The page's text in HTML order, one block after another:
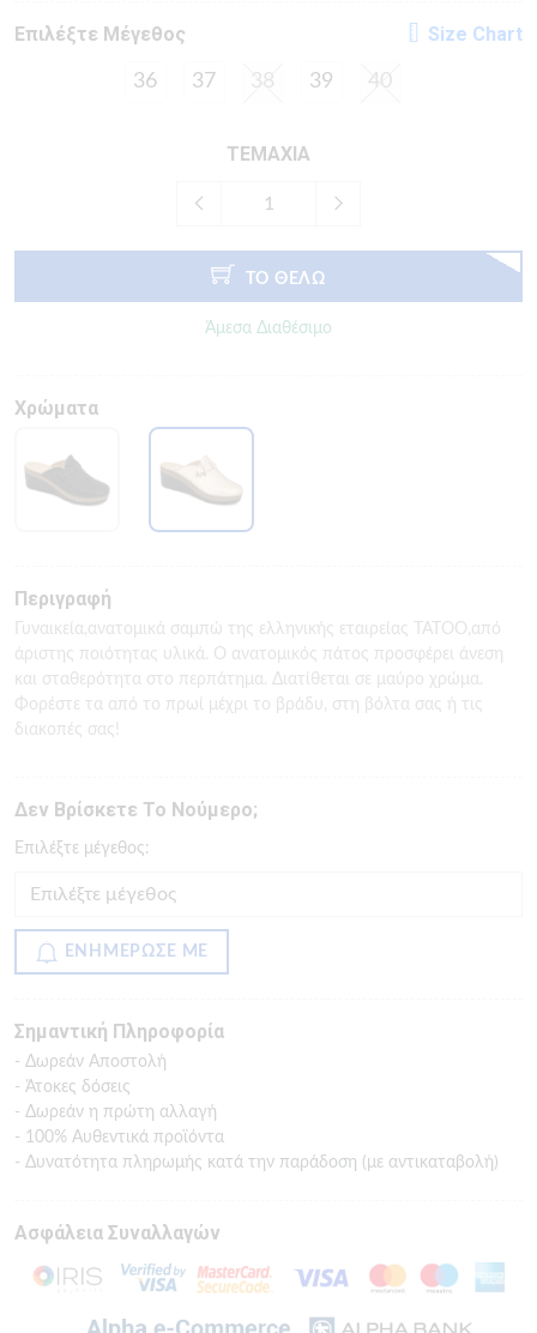
Eπιλέξτε Μέγεθος Size Chart
36 37 38 39 40
ΤΕΜΑΧΙΑ
ΤΟ ΘΕΛΩ
Άμεσα Διαθέσιμο
Χρώματα
Περιγραφή
Γυναικεία,ανατομικά σαμπώ της ελληνικής εταιρείας TATOO,από
άριστης ποιότητας υλικά. Ο ανατομικός πάτος προσφέρει άνεση
και σταθερότητα στο περπάτημα. Διατίθεται σε μαύρο χρώμα.
Φορέστε τα από το πρωί μέχρι το βράδυ, στη βόλτα σας ή τις
διακοπές σας!
Δεν Βρίσκετε Το Νούμερο;
Eπιλέξτε μέγεθος:
ΕΝΗΜΕΡΩΣΕ ΜΕ
Σημαντική Πληροφορία
- Δωρεάν Αποστολή
- Άτοκες δόσεις
- Δωρεάν η πρώτη αλλαγή
- 100% Αυθεντικά προϊόντα
- Δυνατότητα πληρωμής κατά την παράδοση (με αντικαταβολή)
Ασφάλεια Συναλλαγών